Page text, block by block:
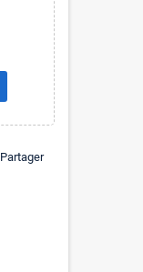
Partager